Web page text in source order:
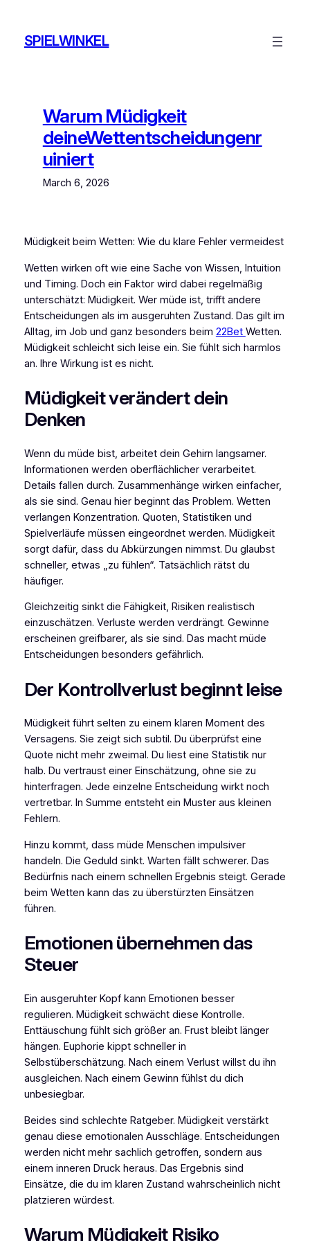
contentSPIELWINKEL
Warum Müdigkeit
deineWettentscheidungenr
uiniert
March 6, 2026
Müdigkeit beim Wetten: Wie du klare Fehler vermeidest
Wetten wirken oft wie eine Sache von Wissen, Intuition
und Timing. Doch ein Faktor wird dabei regelmäßig
unterschätzt: Müdigkeit. Wer müde ist, trifft andere
Entscheidungen als im ausgeruhten Zustand. Das gilt im
Alltag, im Job und ganz besonders beim 22Bet Wetten.
Müdigkeit schleicht sich leise ein. Sie fühlt sich harmlos
an. Ihre Wirkung ist es nicht.
Müdigkeit verändert dein
Denken
Wenn du müde bist, arbeitet dein Gehirn langsamer.
Informationen werden oberflächlicher verarbeitet.
Details fallen durch. Zusammenhänge wirken einfacher,
als sie sind. Genau hier beginnt das Problem. Wetten
verlangen Konzentration. Quoten, Statistiken und
Spielverläufe müssen eingeordnet werden. Müdigkeit
sorgt dafür, dass du Abkürzungen nimmst. Du glaubst
schneller, etwas „zu fühlen“. Tatsächlich rätst du
häufiger.
Gleichzeitig sinkt die Fähigkeit, Risiken realistisch
einzuschätzen. Verluste werden verdrängt. Gewinne
erscheinen greifbarer, als sie sind. Das macht müde
Entscheidungen besonders gefährlich.
Der Kontrollverlust beginnt leise
Müdigkeit führt selten zu einem klaren Moment des
Versagens. Sie zeigt sich subtil. Du überprüfst eine
Quote nicht mehr zweimal. Du liest eine Statistik nur
halb. Du vertraust einer Einschätzung, ohne sie zu
hinterfragen. Jede einzelne Entscheidung wirkt noch
vertretbar. In Summe entsteht ein Muster aus kleinen
Fehlern.
Hinzu kommt, dass müde Menschen impulsiver
handeln. Die Geduld sinkt. Warten fällt schwerer. Das
Bedürfnis nach einem schnellen Ergebnis steigt. Gerade
beim Wetten kann das zu überstürzten Einsätzen
führen.
Emotionen übernehmen das
Steuer
Ein ausgeruhter Kopf kann Emotionen besser
regulieren. Müdigkeit schwächt diese Kontrolle.
Enttäuschung fühlt sich größer an. Frust bleibt länger
hängen. Euphorie kippt schneller in
Selbstüberschätzung. Nach einem Verlust willst du ihn
ausgleichen. Nach einem Gewinn fühlst du dich
unbesiegbar.
Beides sind schlechte Ratgeber. Müdigkeit verstärkt
genau diese emotionalen Ausschläge. Entscheidungen
werden nicht mehr sachlich getroffen, sondern aus
einem inneren Druck heraus. Das Ergebnis sind
Einsätze, die du im klaren Zustand wahrscheinlich nicht
platzieren würdest.
Warum Müdigkeit Risiko